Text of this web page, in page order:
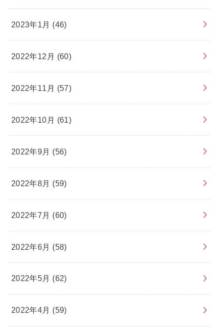
2023年1月 (46)
2022年12月 (60)
2022年11月 (57)
2022年10月 (61)
2022年9月 (56)
2022年8月 (59)
2022年7月 (60)
2022年6月 (58)
2022年5月 (62)
2022年4月 (59)